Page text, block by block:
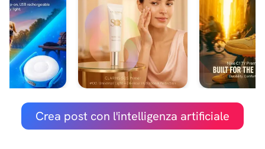
Crea post con l'intelligenza artificiale